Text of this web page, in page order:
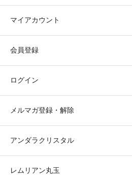
マイアカウント
会員登録
ログイン
メルマガ登録・解除
アンダラクリスタル
レムリアン丸玉